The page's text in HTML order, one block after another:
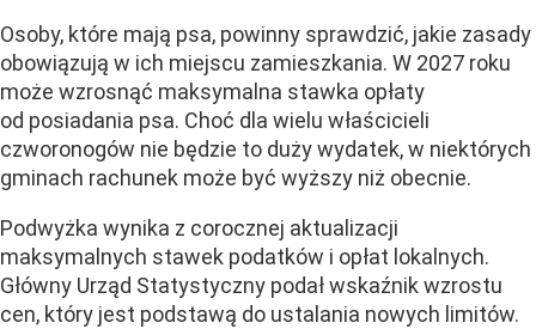
Osoby, które mają psa, powinny sprawdzić, jakie zasady
obowiązują w ich miejscu zamieszkania. W 2027 roku
może wzrosnąć maksymalna stawka opłaty
od posiadania psa. Choć dla wielu właścicieli
czworonogów nie będzie to duży wydatek, w niektórych
gminach rachunek może być wyższy niż obecnie.
Podwyżka wynika z corocznej aktualizacji
maksymalnych stawek podatków i opłat lokalnych.
Główny Urząd Statystyczny podał wskaźnik wzrostu
cen, który jest podstawą do ustalania nowych limitów.